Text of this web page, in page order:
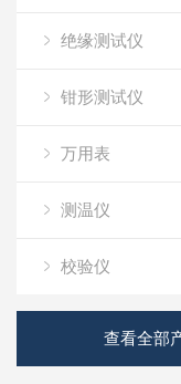
绝缘测试仪
钳形测试仪
万用表
测温仪
校验仪
查看全部